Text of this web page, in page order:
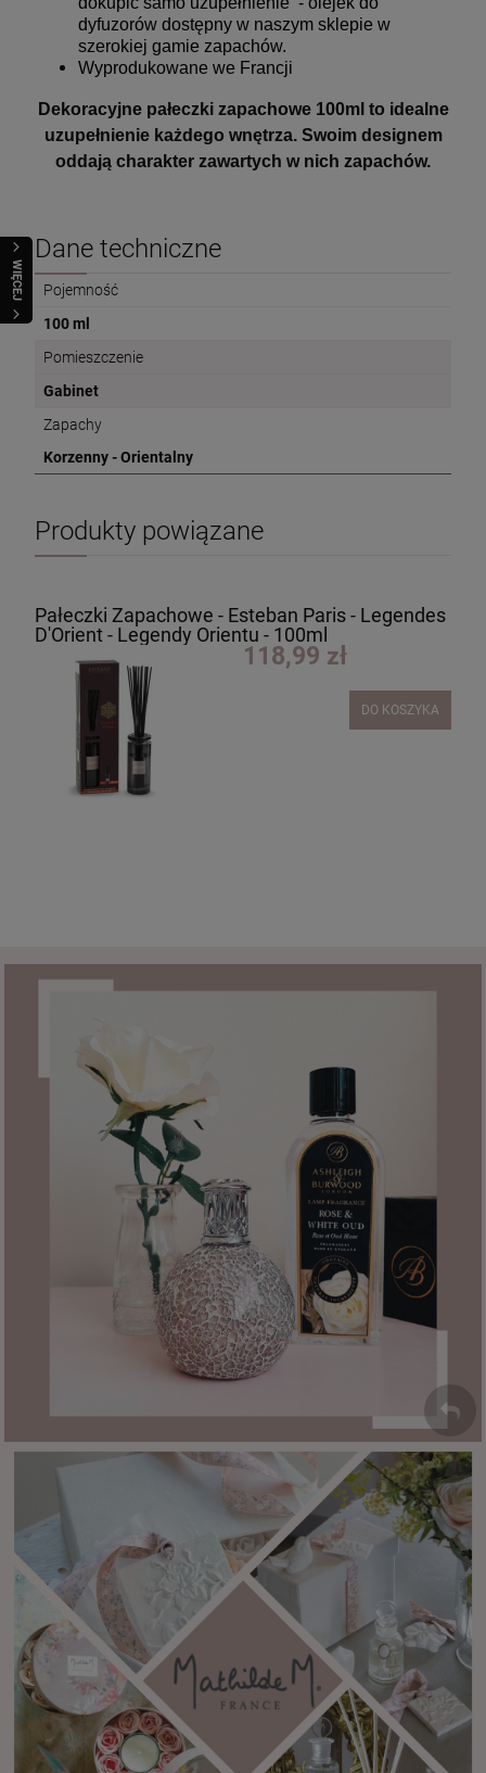
WIĘCEJ
dyfuzorów dostępny w naszym sklepie w
szerokiej gamie zapachów.
Wyprodukowane we Francji
Dekoracyjne pałeczki zapachowe 100ml to idealne
uzupełnienie każdego wnętrza. Swoim designem
oddają charakter zawartych w nich zapachów.
Dane techniczne
Pojemność
100 ml
Pomieszczenie
Gabinet
Zapachy
Korzenny - Orientalny
Produkty powiązane
Pałeczki Zapachowe - Esteban Paris - Legendes
D'Orient - Legendy Orientu - 100ml
118,99 zł
DO KOSZYKA